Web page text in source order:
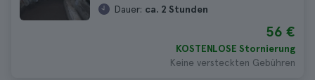
Dauer: ca. 2 Stunden
56 €
KOSTENLOSE Stornierung
Keine versteckten Gebühren